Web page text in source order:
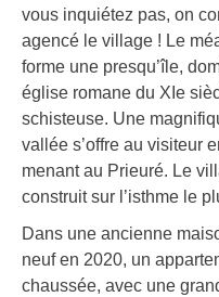
vous inquiétez pas, on
agencé le village ! Le
forme une presqu’île,
église romane du XIe
schisteuse. Une
vallée s’offre au visiteur
menant au Prieuré. Le
construit sur l’isthme le
Dans une ancienne
neuf en 2020, un
chaussée, avec une